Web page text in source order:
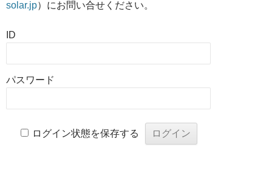
solar.jp）にお問い合せください。
ID
パスワード
ログイン状態を保存する